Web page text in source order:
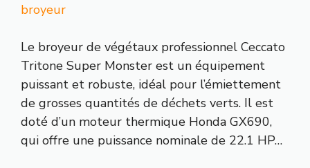
broyeur
Le broyeur de végétaux professionnel Ceccato
Tritone Super Monster est un équipement
puissant et robuste, idéal pour l’émiettement
de grosses quantités de déchets verts. Il est
doté d’un moteur thermique Honda GX690,
qui offre une puissance nominale de 22.1 HP…